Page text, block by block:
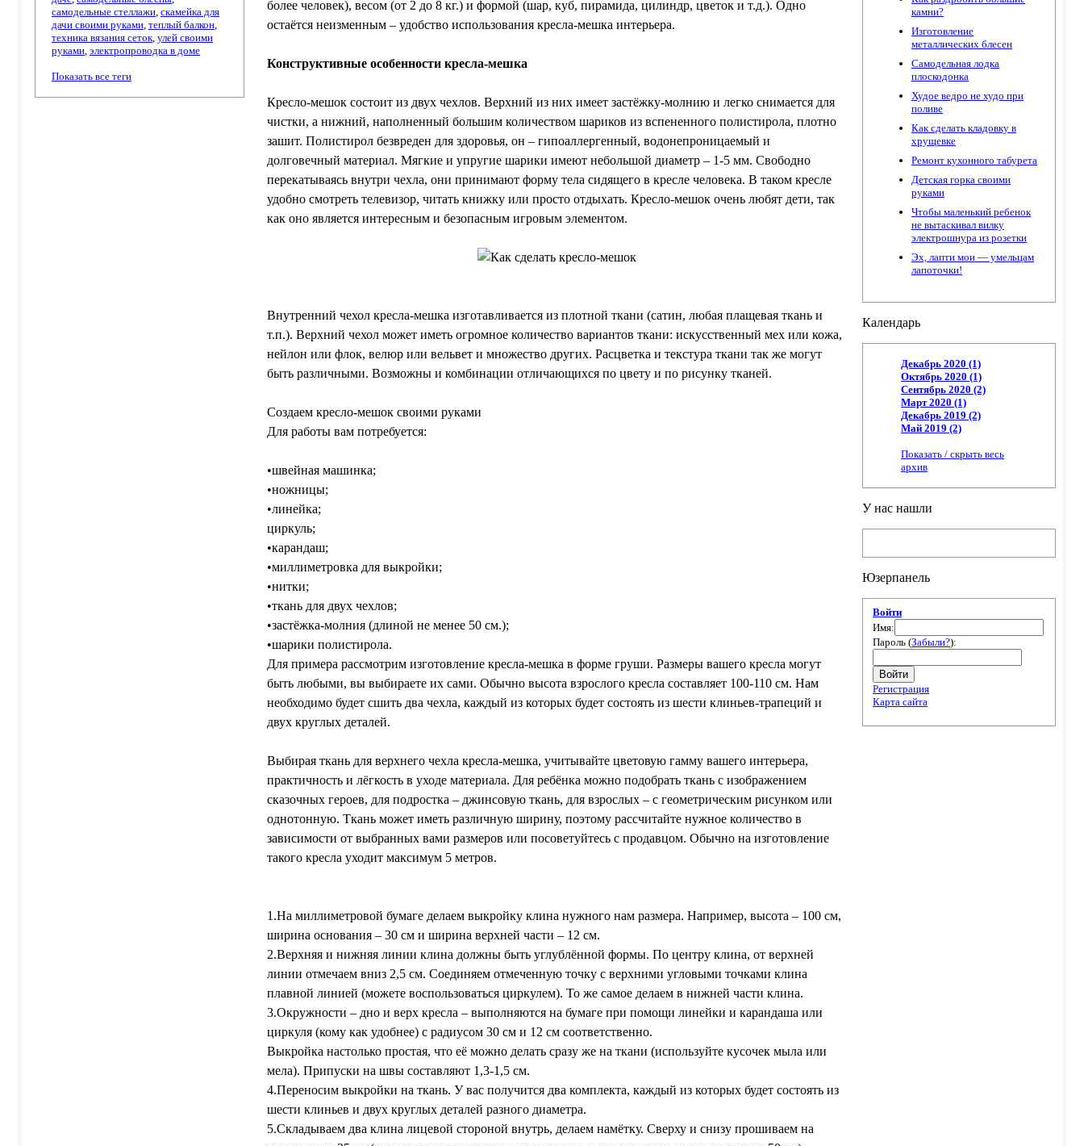
самодельные стеллажи, скамейка для
дачи своими руками, теплый балкон,
техника вязания сеток, улей своими
руками, электропроводка в доме
Показать все теги
более человек), весом (от 2 до 8 кг.) и формой (шар, куб, пирамида, цилиндр, цветок и т.д.). Одно
остаётся неизменным – удобство использования кресла-мешка интерьера.
Конструктивные особенности кресла-мешка
Кресло-мешок состоит из двух чехлов. Верхний из них имеет застёжку-молнию и легко снимается для
чистки, а нижний, наполненный большим количеством шариков из вспененного полистирола, плотно
зашит. Полистирол безвреден для здоровья, он – гипоаллергенный, водонепроницаемый и
долговечный материал. Мягкие и упругие шарики имеют небольшой диаметр – 1-5 мм. Свободно
перекатываясь внутри чехла, они принимают форму тела сидящего в кресле человека. В таком кресле
удобно смотреть телевизор, читать книжку или просто отдыхать. Кресло-мешок очень любят дети, так
как оно является интересным и безопасным игровым элементом.
Внутренний чехол кресла-мешка изготавливается из плотной ткани (сатин, любая плащевая ткань и
т.п.). Верхний чехол может иметь огромное количество вариантов ткани: искусственный мех или кожа,
нейлон или флок, велюр или вельвет и множество других. Расцветка и текстура ткани так же могут
быть различными. Возможны и комбинации отличающихся по цвету и по рисунку тканей.
Создаем кресло-мешок своими руками
Для работы вам потребуется:
•швейная машинка;
•ножницы;
•линейка;
циркуль;
•карандаш;
•миллиметровка для выкройки;
•нитки;
•ткань для двух чехлов;
•застёжка-молния (длиной не менее 50 см.);
•шарики полистирола.
Для примера рассмотрим изготовление кресла-мешка в форме груши. Размеры вашего кресла могут
быть любыми, вы выбираете их сами. Обычно высота взрослого кресла составляет 100-110 см. Нам
необходимо будет сшить два чехла, каждый из которых будет состоять из шести клиньев-трапеций и
двух круглых деталей.
Выбирая ткань для верхнего чехла кресла-мешка, учитывайте цветовую гамму вашего интерьера,
практичность и лёгкость в уходе материала. Для ребёнка можно подобрать ткань с изображением
сказочных героев, для подростка – джинсовую ткань, для взрослых – с геометрическим рисунком или
однотонную. Ткань может иметь различную ширину, поэтому рассчитайте нужное количество в
зависимости от выбранных вами размеров или посоветуйтесь с продавцом. Обычно на изготовление
такого кресла уходит максимум 5 метров.
1.На миллиметровой бумаге делаем выкройку клина нужного нам размера. Например, высота – 100 см,
ширина основания – 30 см и ширина верхней части – 12 см.
2.Верхняя и нижняя линии клина должны быть углублённой формы. По центру клина, от верхней
линии отмечаем вниз 2,5 см. Соединяем отмеченную точку с верхними угловыми точками клина
плавной линией (можете воспользоваться циркулем). То же самое делаем в нижней части клина.
3.Окружности – дно и верх кресла – выполняются на бумаге при помощи линейки и карандаша или
циркуля (кому как удобнее) с радиусом 30 см и 12 см соответственно.
Выкройка настолько простая, что её можно делать сразу же на ткани (используйте кусочек мыла или
мела). Припуски на швы составляют 1,3-1,5 см.
4.Переносим выкройки на ткань. У вас получится два комплекта, каждый из которых будет состоять из
шести клиньев и двух круглых деталей разного диаметра.
5.Складываем два клина лицевой стороной внутрь, делаем намётку. Сверху и снизу прошиваем на
камни?
Изготовление
металлических блесен
Самодельная лодка
плоскодонка
Худое ведро не худо при
поливе
Как сделать кладовку в
хрущевке
Ремонт кухонного табурета
Детская горка своими
руками
Чтобы маленький ребенок
не вытаскивал вилку
электрошнура из розетки
Эх, лапти мои — умельцам
лапоточки!
Календарь
Декабрь 2020 (1)
Октябрь 2020 (1)
Сентябрь 2020 (2)
Март 2020 (1)
Декабрь 2019 (2)
Май 2019 (2)
Показать / скрыть весь
архив
У нас нашли
Юзерпанель
Войти
Имя:
Пароль (Забыли?):
Войти
Регистрация
Карта сайта